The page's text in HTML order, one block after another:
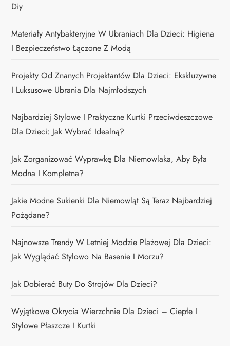
Diy
Materiały Antybakteryjne W Ubraniach Dla Dzieci: Higiena
I Bezpieczeństwo Łączone Z Modą
Projekty Od Znanych Projektantów Dla Dzieci: Ekskluzywne
I Luksusowe Ubrania Dla Najmłodszych
Najbardziej Stylowe I Praktyczne Kurtki Przeciwdeszczowe
Dla Dzieci: Jak Wybrać Idealną?
Jak Zorganizować Wyprawkę Dla Niemowlaka, Aby Była
Modna I Kompletna?
Jakie Modne Sukienki Dla Niemowląt Są Teraz Najbardziej
Pożądane?
Najnowsze Trendy W Letniej Modzie Plażowej Dla Dzieci:
Jak Wyglądać Stylowo Na Basenie I Morzu?
Jak Dobierać Buty Do Strojów Dla Dzieci?
Wyjątkowe Okrycia Wierzchnie Dla Dzieci – Ciepłe I
Stylowe Płaszcze I Kurtki